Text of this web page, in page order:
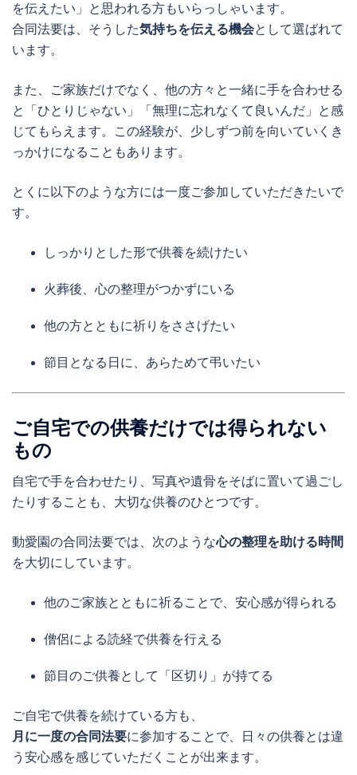
を伝えたい」と思われる方もいらっしゃいます。
合同法要は、そうした気持ちを伝える機会として選ばれて
います。
また、ご家族だけでなく、他の方々と一緒に手を合わせる
と「ひとりじゃない」「無理に忘れなくて良いんだ」と感
じてもらえます。この経験が、少しずつ前を向いていくき
っかけになることもあります。
とくに以下のような方には一度ご参加していただきたいで
す。
しっかりとした形で供養を続けたい
火葬後、心の整理がつかずにいる
他の方とともに祈りをささげたい
節目となる日に、あらためて弔いたい
ご自宅での供養だけでは得られない
もの
自宅で手を合わせたり、写真や遺骨をそばに置いて過ごし
たりすることも、大切な供養のひとつです。
動愛園の合同法要では、次のような心の整理を助ける時間
を大切にしています。
他のご家族とともに祈ることで、安心感が得られる
僧侶による読経で供養を行える
節目のご供養として「区切り」が持てる
ご自宅で供養を続けている方も、
月に一度の合同法要に参加することで、日々の供養とは違
う安心感を感じていただくことが出来ます。